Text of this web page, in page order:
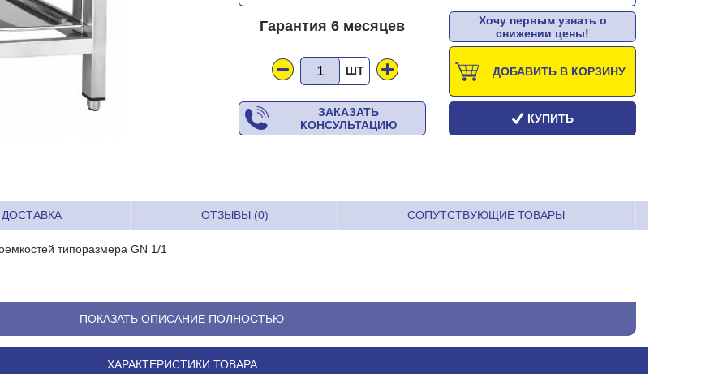
Гарантия 6 месяцев
Хочу первым узнать о
снижении цены!
ШТ ДОБАВИТЬ В КОРЗИНУ
ЗАКАЗАТЬ
КОНСУЛЬТАЦИЮ
КУПИТЬ
ДОСТАВКА ОТЗЫВЫ (0) СОПУТСТВУЮЩИЕ ТОВАРЫ
типоразмера GN 1/1
ПОКАЗАТЬ ОПИСАНИЕ ПОЛНОСТЬЮ
ХАРАКТЕРИСТИКИ ТОВАРА